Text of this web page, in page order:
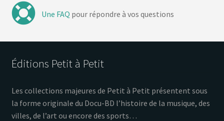
Une FAQ pour répondre à vos questions
Éditions Petit à Petit
Les collections majeures de Petit à Petit présentent sous
la forme originale du Docu-BD l’histoire de la musique, des
villes, de l’art ou encore des sports…